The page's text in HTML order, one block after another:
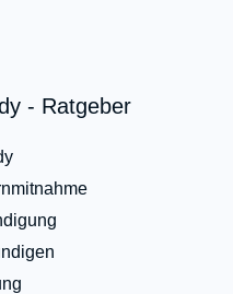
- Ratgeber